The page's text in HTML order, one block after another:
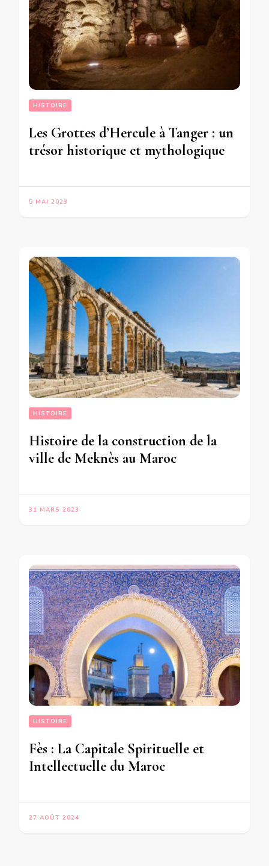
HISTOIRE
Les Grottes d’Hercule à Tanger : un
trésor historique et mythologique
5 MAI 2023
HISTOIRE
Histoire de la construction de la
ville de Meknès au Maroc
31 MARS 2023
HISTOIRE
Fès : La Capitale Spirituelle et
Intellectuelle du Maroc
27 AOÛT 2024